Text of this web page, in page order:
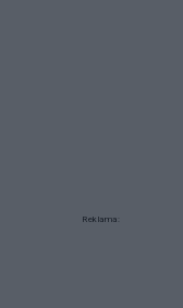
Reklama: